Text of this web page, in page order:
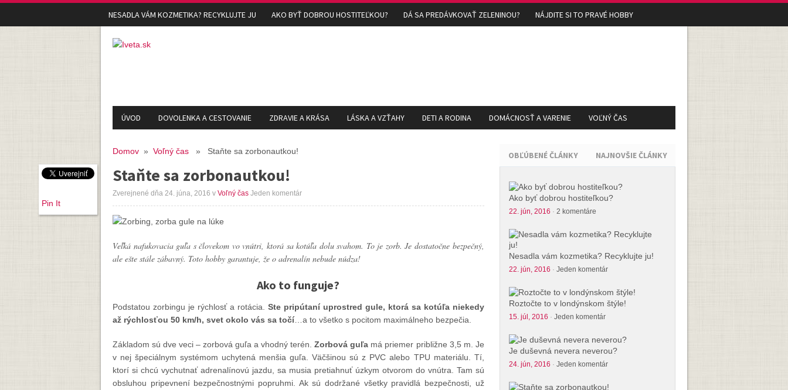
NESADLA VÁM KOZMETIKA? RECYKLUJTE JU AKO BYŤ DOBROU HOSTITEĽKOU? DÁ SA PREDÁVKOVAŤ ZELENINOU? NÁJDITE SI TO PRAVÉ HOBBY
ÚVOD DOVOLENKA A CESTOVANIE ZDRAVIE A KRÁSA LÁSKA A VZŤAHY DETI A RODINA DOMÁCNOSŤ A VARENIE VOĽNÝ ČAS
Domov » Voľný čas » Staňte sa zorbonautkou!
Staňte sa zorbonautkou!
Zverejnené dňa 24. júna, 2016 v Voľný čas Jeden komentár
Veľká nafukovacia guľa s človekom vo vnútri, ktorá sa kotúľa dolu svahom. To je zorb. Je dostatočne bezpečný,
ale ešte stále zábavný. Toto hobby garantuje, že o adrenalín nebude núdza!
Ako to funguje?
Podstatou zorbingu je rýchlosť a rotácia. Ste pripútaní uprostred gule, ktorá sa kotúľa niekedy
až rýchlosťou 50 km/h, svet okolo vás sa točí…a to všetko s pocitom maximálneho bezpečia.
Základom sú dve veci – zorbová guľa a vhodný terén.Zorbová guľa má priemer približne 3,5 m. Je
v nej špeciálnym systémom uchytená menšia guľa. Väčšinou sú z PVC alebo TPU materiálu. Tí,
ktorí si chcú vychutnať adrenalínovú jazdu, sa musia pretiahnuť úzkym otvorom do vnútra. Tam sú
obsluhou pripevnení bezpečnostnými popruhmi. Ak sú dodržané všetky pravidlá bezpečnosti, už
Pin It
OBĽÚBENÉ ČLÁNKY NAJNOVŠIE ČLÁNKY
Ako byť dobrou hostiteľkou?
22. jún, 2016 · 2 komentáre
Nesadla vám kozmetika? Recyklujte ju!
22. jún, 2016 · Jeden komentár
Roztočte to v londýnskom štýle!
15. júl, 2016 · Jeden komentár
Je duševná nevera neverou?
24. jún, 2016 · Jeden komentár